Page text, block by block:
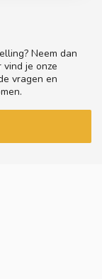
Neem dan
je onze
vragen en